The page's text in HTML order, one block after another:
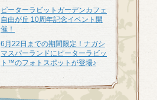
ピーターラビットガーデンカフェ
自由が丘 10周年記念イベント開
催！
6月22日までの期間限定！ナガシ
マスパーランドにピーターラビッ
ト™のフォトスポットが登場♪